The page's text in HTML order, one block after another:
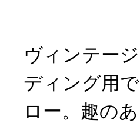
ヴィンテー
ディング用
ロー。趣の